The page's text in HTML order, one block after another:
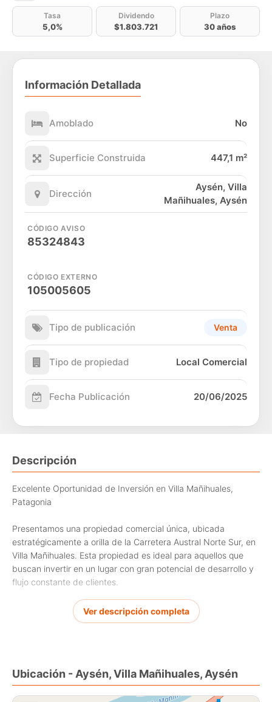
Tasa
5,0%
Dividendo
$1.803.721
Plazo
30 años
Información Detallada
Amoblado No
Superficie Construida 447,1 m²
Dirección
Aysén, Villa
Mañihuales, Aysén
CÓDIGO AVISO
85324843
CÓDIGO EXTERNO
105005605
Tipo de publicación Venta
Tipo de propiedad Local Comercial
Fecha Publicación 20/06/2025
Descripción
Excelente Oportunidad de Inversión en Villa Mañihuales,
Patagonia
Presentamos una propiedad comercial única, ubicada
estratégicamente a orilla de la Carretera Austral Norte Sur, en
Villa Mañihuales. Esta propiedad es ideal para aquellos que
buscan invertir en un lugar con gran potencial de desarrollo y
flujo constante de clientes.
Características Principales:
espacio es ideal para complementar el negocio.
Casa Habitación (153,50 m): Una vivienda cómoda y bien
Ver descripción completa
Ubicación - Aysén, Villa Mañihuales, Aysén